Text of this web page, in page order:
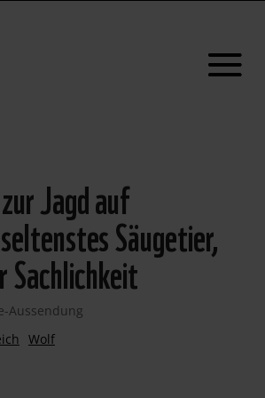
Jagd auf
Säugetier,
Sachlichkeit
Aussendung
Wolf